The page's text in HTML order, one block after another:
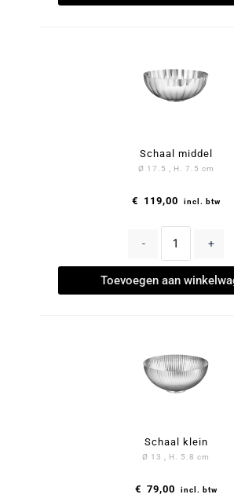
Schaal middel
Ø 17.5 , H. 7.5 cm
€ 119,00 incl. btw
- +
Toevoegen aan
Schaal klein
Ø 13 , H. 5.8 cm
€ 79,00 incl. btw